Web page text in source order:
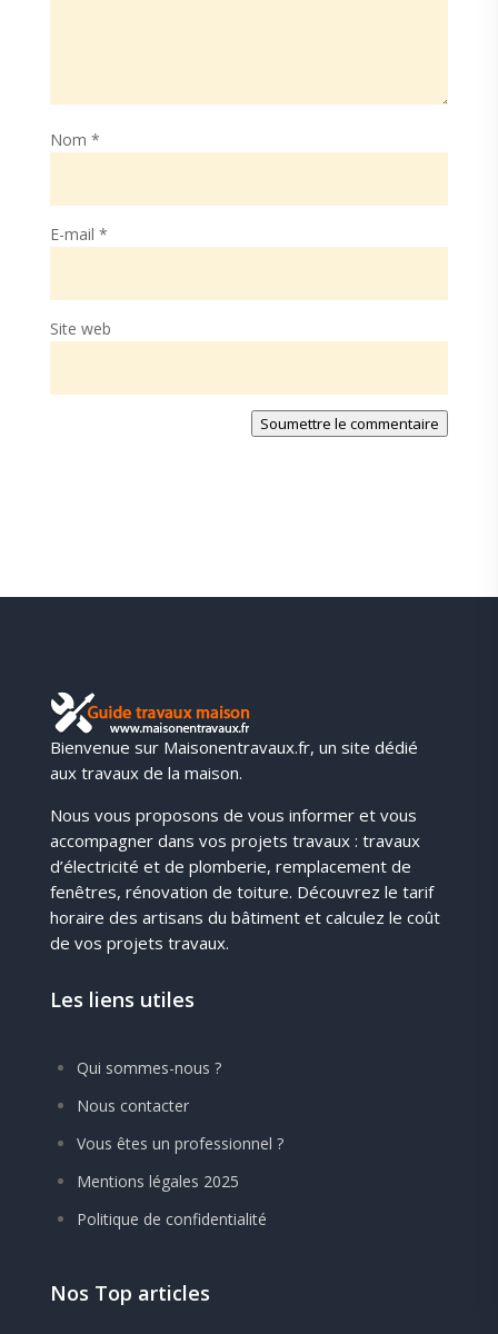
Nom *
E-mail *
Site web
Soumettre le commentaire
Bienvenue sur Maisonentravaux.fr, un site dédié
aux travaux de la maison.
Nous vous proposons de vous informer et vous
accompagner dans vos projets travaux : travaux
d’électricité et de plomberie, remplacement de
fenêtres, rénovation de toiture. Découvrez le tarif
horaire des artisans du bâtiment et calculez le coût
de vos projets travaux.
Les liens utiles
Qui sommes-nous ?
Nous contacter
Vous êtes un professionnel ?
Mentions légales 2025
Politique de confidentialité
Nos Top articles